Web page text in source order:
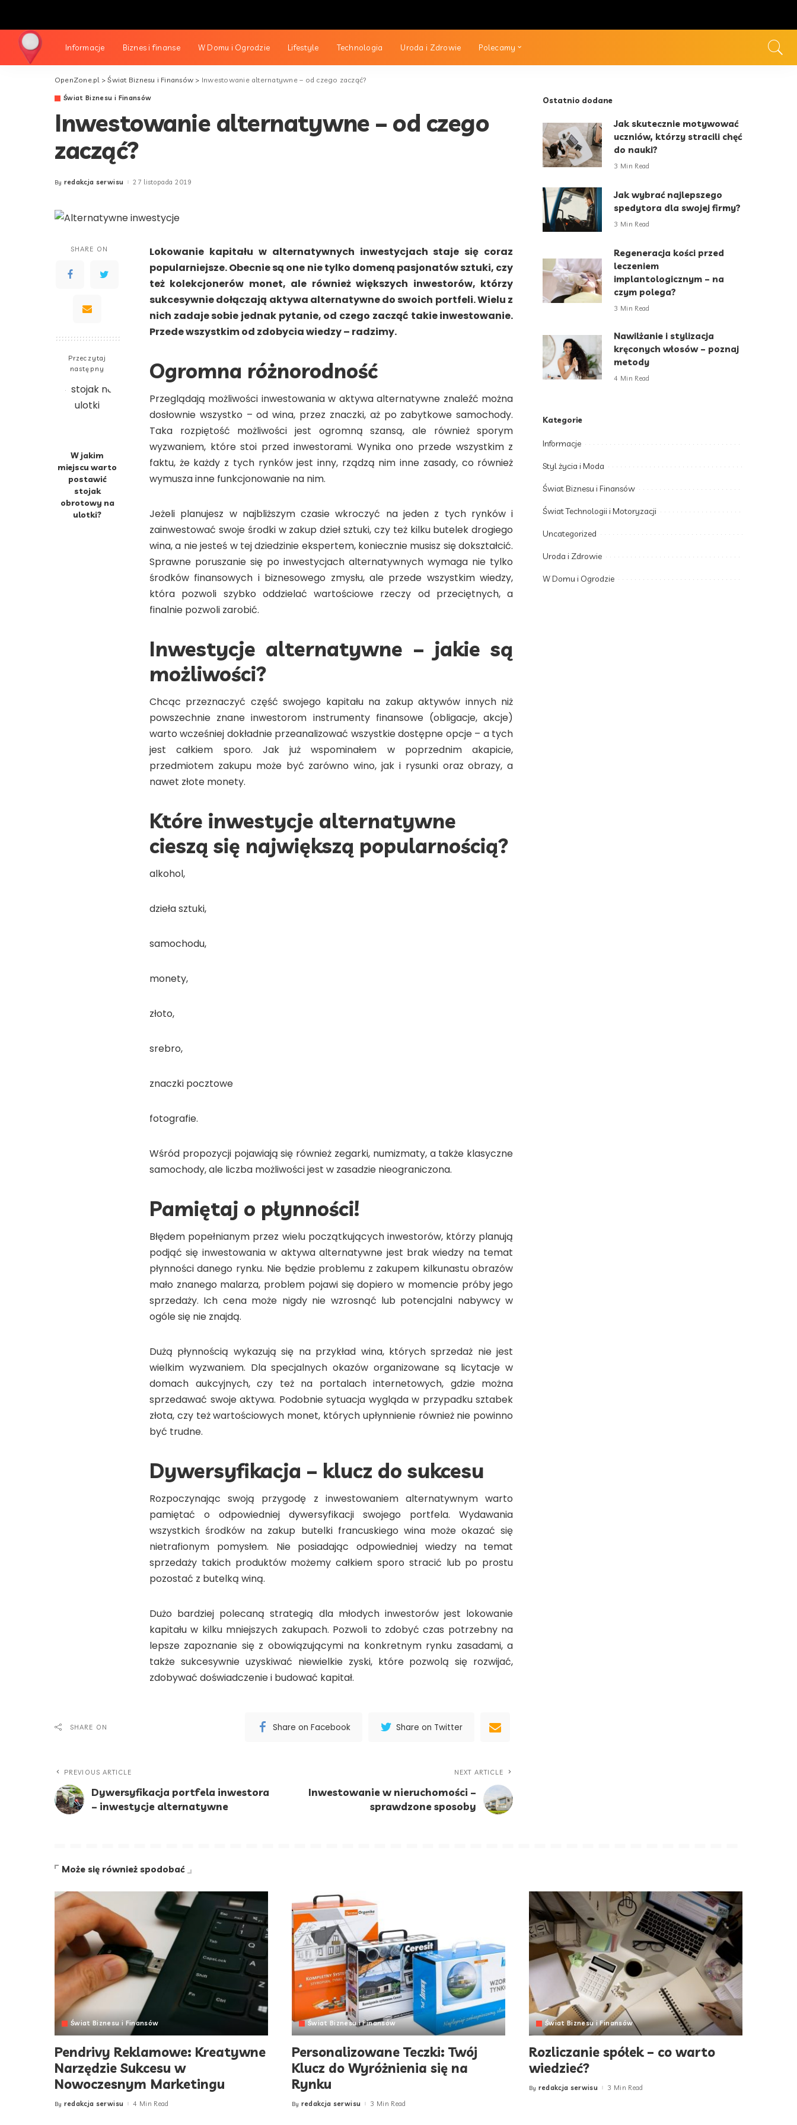
Informacje Biznes i finanse W Domu i Ogrodzie Lifestyle Technologia Uroda i Zdrowie Polecamy
OpenZone.pl>Świat Biznesu i Finansów > Inwestowanie alternatywne – od czego zacząć?
Świat Biznesu i Finansów
Inwestowanie alternatywne – od czego
zacząć?
Posted
By redakcja serwisu 27 listopada 2019
SHARE ON
Przeczytaj
następny
W jakim
miejscu warto
postawić
stojak
obrotowy na
ulotki?
Lokowanie kapitału w alternatywnych inwestycjach staje się coraz
popularniejsze. Obecnie są one nie tylko domeną pasjonatów sztuki, czy
też kolekcjonerów monet, ale również większych inwestorów, którzy
sukcesywnie dołączają aktywa alternatywne do swoich portfeli. Wielu z
nich zadaje sobie jednak pytanie, od czego zacząć takie inwestowanie.
Przede wszystkim od zdobycia wiedzy – radzimy.
Ogromna różnorodność
Przeglądają możliwości inwestowania w aktywa alternatywne znaleźć można
dosłownie wszystko – od wina, przez znaczki, aż po zabytkowe samochody.
Taka rozpiętość możliwości jest ogromną szansą, ale również sporym
wyzwaniem, które stoi przed inwestorami. Wynika ono przede wszystkim z
faktu, że każdy z tych rynków jest inny, rządzą nim inne zasady, co również
wymusza inne funkcjonowanie na nim.
Jeżeli planujesz w najbliższym czasie wkroczyć na jeden z tych rynków i
zainwestować swoje środki w zakup dzieł sztuki, czy też kilku butelek drogiego
wina, a nie jesteś w tej dziedzinie ekspertem, koniecznie musisz się dokształcić.
Sprawne poruszanie się po inwestycjach alternatywnych wymaga nie tylko
środków finansowych i biznesowego zmysłu, ale przede wszystkim wiedzy,
która pozwoli szybko oddzielać wartościowe rzeczy od przeciętnych, a
finalnie pozwoli zarobić.
Inwestycje alternatywne – jakie są
możliwości?
Chcąc przeznaczyć część swojego kapitału na zakup aktywów innych niż
powszechnie znane inwestorom instrumenty finansowe (obligacje, akcje)
warto wcześniej dokładnie przeanalizować wszystkie dostępne opcje – a tych
jest całkiem sporo. Jak już wspominałem w poprzednim akapicie,
przedmiotem zakupu może być zarówno wino, jak i rysunki oraz obrazy, a
nawet złote monety.
Które inwestycje alternatywne
cieszą się największą popularnością?
alkohol,
dzieła sztuki,
samochodu,
monety,
złoto,
srebro,
znaczki pocztowe
fotografie.
Wśród propozycji pojawiają się również zegarki, numizmaty, a także klasyczne
samochody, ale liczba możliwości jest w zasadzie nieograniczona.
Pamiętaj o płynności!
Błędem popełnianym przez wielu początkujących inwestorów, którzy planują
podjąć się inwestowania w aktywa alternatywne jest brak wiedzy na temat
płynności danego rynku. Nie będzie problemu z zakupem kilkunastu obrazów
mało znanego malarza, problem pojawi się dopiero w momencie próby jego
sprzedaży. Ich cena może nigdy nie wzrosnąć lub potencjalni nabywcy w
ogóle się nie znajdą.
Dużą płynnością wykazują się na przykład wina, których sprzedaż nie jest
wielkim wyzwaniem. Dla specjalnych okazów organizowane są licytacje w
domach aukcyjnych, czy też na portalach internetowych, gdzie można
sprzedawać swoje aktywa. Podobnie sytuacja wygląda w przypadku sztabek
złota, czy też wartościowych monet, których upłynnienie również nie powinno
być trudne.
Dywersyfikacja – klucz do sukcesu
Rozpoczynając swoją przygodę z inwestowaniem alternatywnym warto
pamiętać o odpowiedniej dywersyfikacji swojego portfela. Wydawania
wszystkich środków na zakup butelki francuskiego wina może okazać się
nietrafionym pomysłem. Nie posiadając odpowiedniej wiedzy na temat
sprzedaży takich produktów możemy całkiem sporo stracić lub po prostu
pozostać z butelką winą.
Dużo bardziej polecaną strategią dla młodych inwestorów jest lokowanie
kapitału w kilku mniejszych zakupach. Pozwoli to zdobyć czas potrzebny na
lepsze zapoznanie się z obowiązującymi na konkretnym rynku zasadami, a
także sukcesywnie uzyskiwać niewielkie zyski, które pozwolą się rozwijać,
zdobywać doświadczenie i budować kapitał.
SHARE ON Share on Facebook Share on Twitter
PREVIOUS ARTICLE
Dywersyfikacja portfela inwestora
– inwestycje alternatywne
NEXT ARTICLE
Inwestowanie w nieruchomości –
sprawdzone sposoby
Ostatnio dodane
Jak skutecznie motywować
uczniów, którzy stracili chęć
do nauki?
3 Min Read
Jak wybrać najlepszego
spedytora dla swojej firmy?
3 Min Read
Regeneracja kości przed
leczeniem
implantologicznym – na
czym polega?
3 Min Read
Nawilżanie i stylizacja
kręconych włosów – poznaj
metody
4 Min Read
Kategorie
Informacje
Styl życia i Moda
Świat Biznesu i Finansów
Świat Technologii i Motoryzacji
Uncategorized
Uroda i Zdrowie
W Domu i Ogrodzie
Może się również spodobać
Świat Biznesu i Finansów
Pendrivy Reklamowe: Kreatywne
Narzędzie Sukcesu w
Nowoczesnym Marketingu
Posted
By redakcja serwisu 4 Min Read
Świat Biznesu i Finansów
Personalizowane Teczki: Twój
Klucz do Wyróżnienia się na
Rynku
Posted
By redakcja serwisu 3 Min Read
Świat Biznesu i Finansów
Rozliczanie spółek – co warto
wiedzieć?
Posted
By redakcja serwisu 3 Min Read